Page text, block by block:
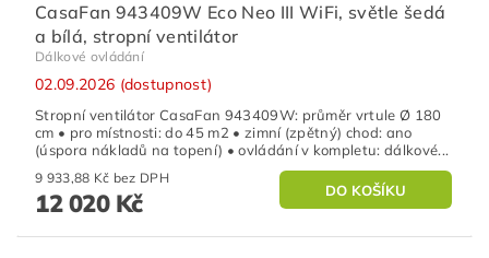
CasaFan 943409W Eco Neo III WiFi, světle šedá
a bílá, stropní ventilátor
Dálkové ovládání
02.09.2026 (dostupnost)
Stropní ventilátor CasaFan 943409W: průměr vrtule Ø 180
cm • pro místnosti: do 45 m2 • zimní (zpětný) chod: ano
(úspora nákladů na topení) • ovládání v kompletu: dálkové...
9 933,88 Kč bez DPH
12 020 Kč